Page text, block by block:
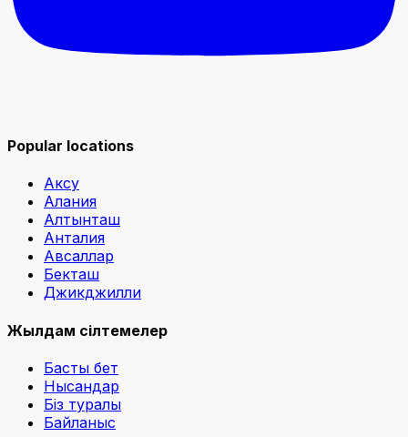
Popular locations
Аксу
Алания
Алтынташ
Анталия
Авсаллар
Бекташ
Джикджилли
Жылдам сілтемелер
Басты бет
Нысандар
Біз туралы
Байланыс